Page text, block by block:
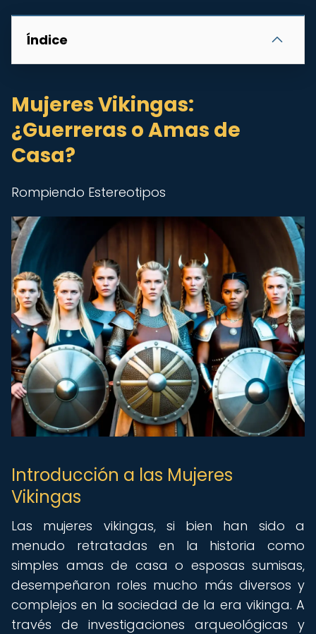
Índice
Mujeres Vikingas:
¿Guerreras o Amas de
Casa?
Rompiendo Estereotipos
Introducción a las Mujeres
Vikingas
Las mujeres vikingas, si bien han sido a
menudo retratadas en la historia como
simples amas de casa o esposas sumisas,
desempeñaron roles mucho más diversos y
complejos en la sociedad de la era vikinga. A
través de investigaciones arqueológicas y